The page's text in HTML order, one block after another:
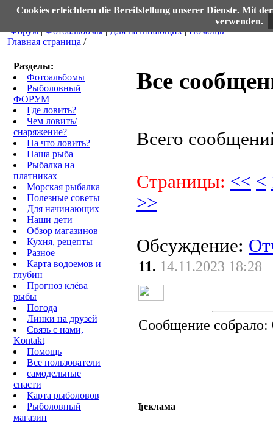
рыбалка в Германии. Как ловить карпа, щуку, сома, судака и леща. Морская
Форум|Фотоальбомы|Для начинающих|Помощь|
Главная страница /
Разделы:
Фотоальбомы
Рыболовный
ФОРУМ
Где ловить?
Чем ловить/
снаряжение?
На что ловить?
Наша рыба
Рыбалка на
платниках
Морская рыбалка
Полезные советы
Для начинающих
Наши дети
Обзор магазинов
Кухня, рецепты
Разное
Карта водоемов и
глубин
Прогноз клёва
рыбы
Погода
Линки на друзей
Связь с нами,
Kontakt
Помощь
Все пользователи
самодельные
снасти
Карта рыболовов
Рыболовный
магазин
Все
Всего
Страницы: << <
>>
Обсуждение:
11. 14.11.2023 18:28
Сообщение собрало:
ђеклама
Cookies erleichtern die Bereitstellung unserer Dienste. Mit
verwenden.